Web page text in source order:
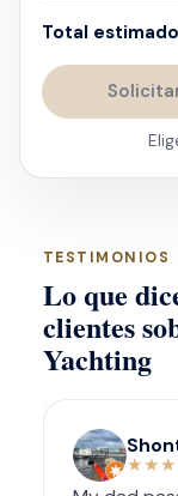
Total estimado
TESTIMONIOS
Lo que
clientes
Yachting